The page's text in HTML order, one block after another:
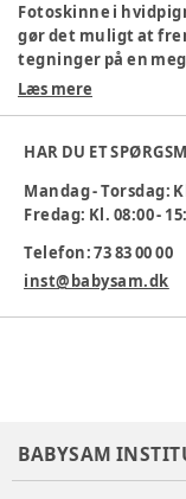
Fotoskinne i
gør det muligt at
tegninger på en
Mål: Bredde: 500mm
Vægt 2 kg.
Varenummer:
Læs mere
HAR DU ET
Mandag - Torsdag:
Fredag: Kl. 08:00 -
Telefon: 73 83 00 00
inst@babysam.dk
BABYSAM